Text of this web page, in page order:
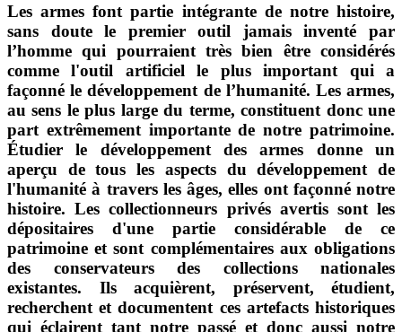
Les armes font partie intégrante de notre histoire,
sans doute le premier outil jamais inventé par
l’homme qui pourraient très bien être considérés
comme l'outil artificiel le plus important qui a
façonné le développement de l’humanité. Les armes,
au sens le plus large du terme, constituent donc une
part extrêmement importante de notre patrimoine.
Étudier le développement des armes donne un
aperçu de tous les aspects du développement de
l'humanité à travers les âges, elles ont façonné notre
histoire. Les collectionneurs privés avertis sont les
dépositaires d'une partie considérable de ce
patrimoine et sont complémentaires aux obligations
des conservateurs des collections nationales
existantes. Ils acquièrent, préservent, étudient,
recherchent et documentent ces artefacts historiques
qui éclairent tant notre passé et donc aussi notre